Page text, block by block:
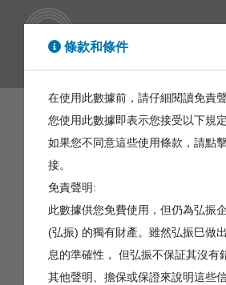
條款和條件
在使用此數據前，請仔細閱讀免責聲
您使用此數據即表示您接受以下規
如果您不同意這些使用條款，請點
接。
免責聲明:
此數據供您免費使用，但仍為弘振
(弘振) 的獨有財產。雖然弘振巳做
息的準確性， 但弘振不保証其沒有
其他聲明、擔保或保證來說明這些